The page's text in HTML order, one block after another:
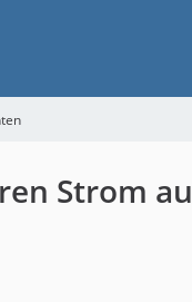
Strom